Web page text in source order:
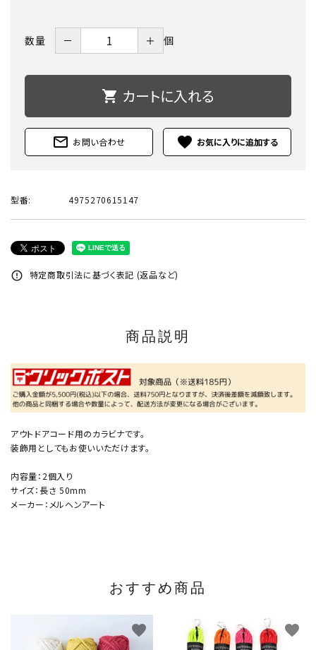
数量 － ＋ 個
shopping_cart カートに入れる
mail_outline お問い合わせ favorite
型番: 4975270615147
error_outline 特定商取引法に基づく表記 (返品など)
商品説明
アウトドアコード用のカラビナです。
装飾用としてもお使いいただけます。
内容量：2個入り
サイズ：長さ 50mm
メーカー：メルヘンアート
おすすめ商品
favorite favorite